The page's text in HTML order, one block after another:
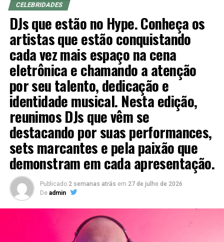
A SEGUIR
Dr. Kleyton Valverde se destaca em procedimentos
estéticos que ajudam pessoas com distorções de
imagens
NÃO PERCA
João Dalzoto Feat. Us Agroboy lançam o novo single
“Rave Sertaneja”
CELEBRIDADES
DJs que estão no Hype. Conheça os
artistas que estão conquistando
cada vez mais espaço na cena
eletrônica e chamando a atenção
por seu talento, dedicação e
identidade musical. Nesta edição,
reunimos DJs que vêm se
destacando por suas performances,
sets marcantes e pela paixão que
demonstram em cada apresentação.
Publicado 2 semanas atrás em 27 de julho de 2026
De admin